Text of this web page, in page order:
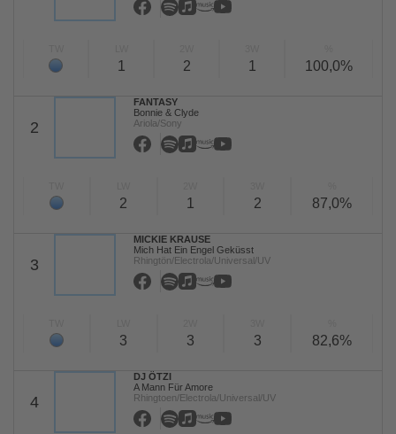
1 2 1 100,0%
2
FANTASY
Bonnie & Clyde
Ariola/Sony
2 1 2 87,0%
3
MICKIE KRAUSE
Mich Hat Ein Engel Geküsst
Rhingtön/Electrola/Universal/UV
3 3 3 82,6%
4
DJ ÖTZI
A Mann Für Amore
Rhingtoen/Electrola/Universal/UV